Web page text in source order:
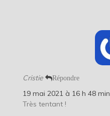
Cristie Répondre
19 mai 2021 à 16 h 48 min
Très tentant !